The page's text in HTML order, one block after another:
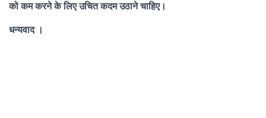
को कम करने के लिए उचित कदम उठाने चाहिए।
धन्यवाद ।